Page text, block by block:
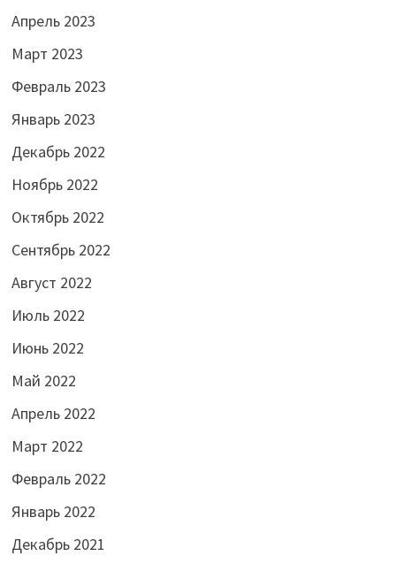
Апрель 2023
Март 2023
Февраль 2023
Январь 2023
Декабрь 2022
Ноябрь 2022
Октябрь 2022
Сентябрь 2022
Август 2022
Июль 2022
Июнь 2022
Май 2022
Апрель 2022
Март 2022
Февраль 2022
Январь 2022
Декабрь 2021